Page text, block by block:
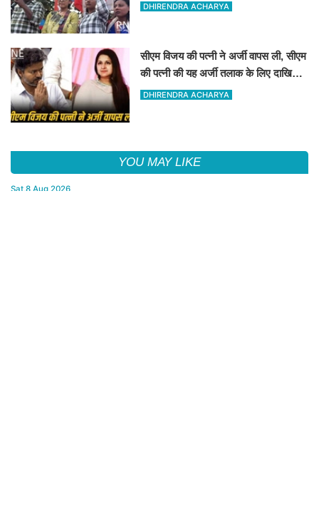
DHIRENDRA ACHARYA
सीएम विजय की पत्नी ने अर्जी वापस ली, सीएम
की पत्नी की यह अर्जी तलाक के लिए दाखिल
थी
DHIRENDRA ACHARYA
YOU MAY LIKE
Sat,8 Aug 2026